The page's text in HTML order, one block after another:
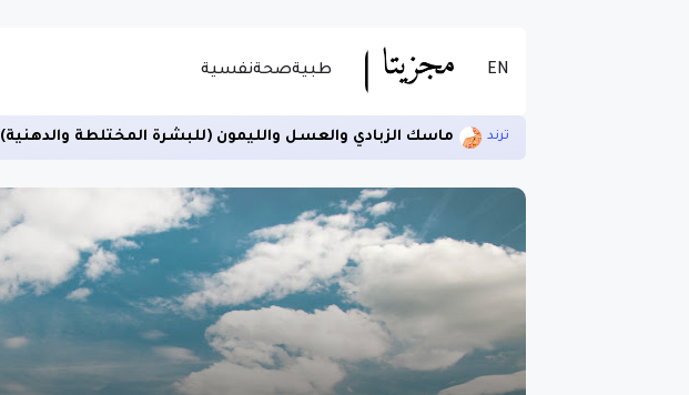
EN طبيةصحةنفسية
ترند ماسك الزبادي والعسل والليمون (للبشرة المختلطة والدهنية)